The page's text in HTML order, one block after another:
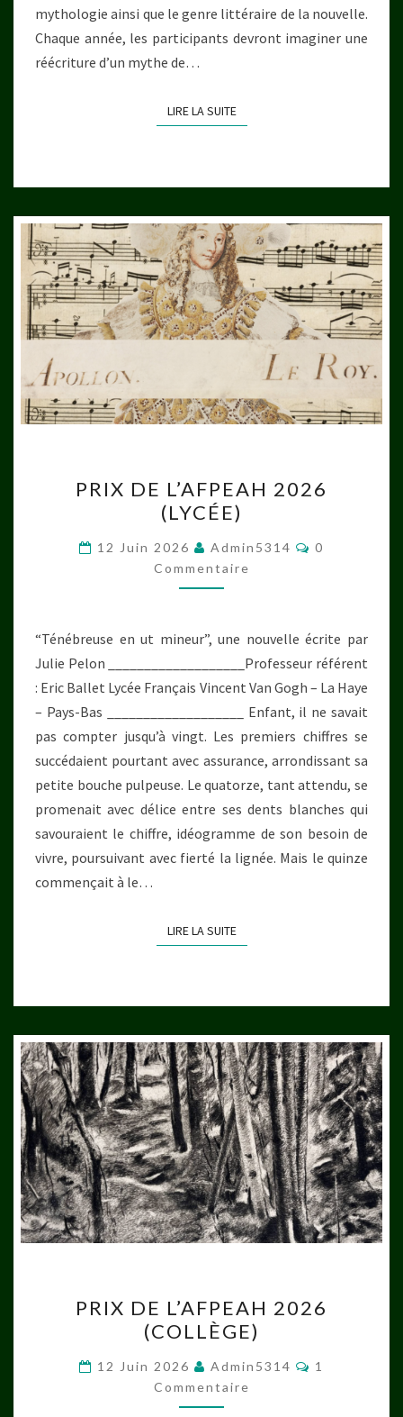
mythologie ainsi que le genre littéraire de la nouvelle.
Chaque année, les participants devront imaginer une
réécriture d’un mythe de…
LIRE LA SUITELIRE LA SUITE
DE
L’AFPEAH
2026
(LYCÉE)
PRIX DE L’AFPEAH 2026
(LYCÉE)
12 Juin 2026 Admin5314
0
Commentaire
“Ténébreuse en ut mineur”, une nouvelle écrite par
Julie Pelon ___________________Professeur référent
: Eric Ballet Lycée Français Vincent Van Gogh – La Haye
– Pays-Bas ___________________ Enfant, il ne savait
pas compter jusqu’à vingt. Les premiers chiffres se
succédaient pourtant avec assurance, arrondissant sa
petite bouche pulpeuse. Le quatorze, tant attendu, se
promenait avec délice entre ses dents blanches qui
savouraient le chiffre, idéogramme de son besoin de
vivre, poursuivant avec fierté la lignée. Mais le quinze
commençait à le…
LIRE LA SUITELIRE LA SUITE
DE
L’AFPEAH
2026
(COLLÈGE)
PRIX DE L’AFPEAH 2026
(COLLÈGE)
12 Juin 2026 Admin5314
1
Commentaire